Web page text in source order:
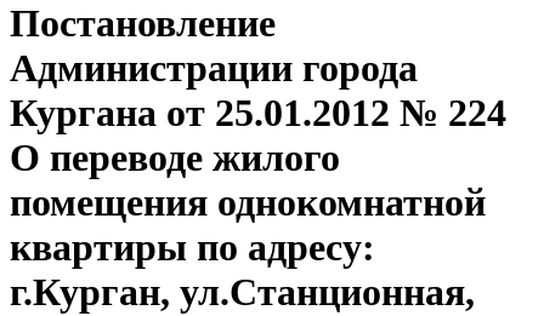
Постановление
Администрации города
Кургана от 25.01.2012 № 224
О переводе жилого
помещения однокомнатной
квартиры по адресу:
г.Курган, ул.Станционная,